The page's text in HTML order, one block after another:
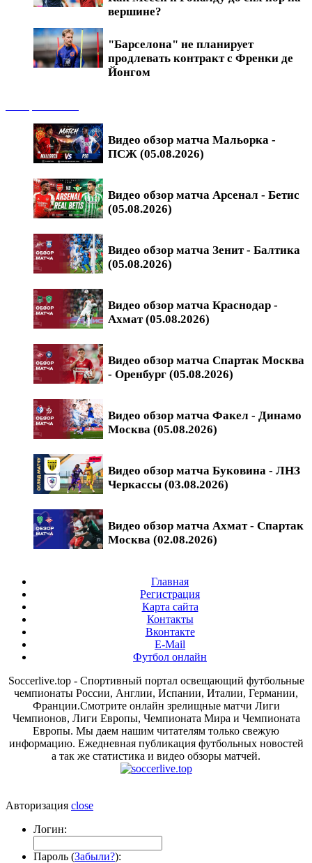
вершине?
"Барселона" не планирует
продлевать контракт с Френки де
Йонгом
Видео обзор матча Мальорка -
ПСЖ (05.08.2026)
Видео обзор матча Арсенал - Бетис
(05.08.2026)
Видео обзор матча Зенит - Балтика
(05.08.2026)
Видео обзор матча Краснодар -
Ахмат (05.08.2026)
Видео обзор матча Спартак Москва
- Оренбург (05.08.2026)
Видео обзор матча Факел - Динамо
Москва (05.08.2026)
Видео обзор матча Буковина - ЛНЗ
Черкассы (03.08.2026)
Видео обзор матча Ахмат - Спартак
Москва (02.08.2026)
Главная
Регистрация
Карта сайта
Контакты
Вконтакте
E-Mail
Футбол онлайн
Soccerlive.top - Спортивный портал освещающий футбольные
чемпионаты России, Англии, Испании, Италии, Германии,
Франции.Смотрите онлайн зрелищные матчи Лиги
Чемпионов, Лиги Европы, Чемпионата Мира и Чемпионата
Европы. Мы даем нашим читателям только свежую
информацию. Ежедневная публикация футбольных новостей
а так же статистика и видео обзоры матчей.
Авторизация close
Логин:
Пароль (Забыли?):